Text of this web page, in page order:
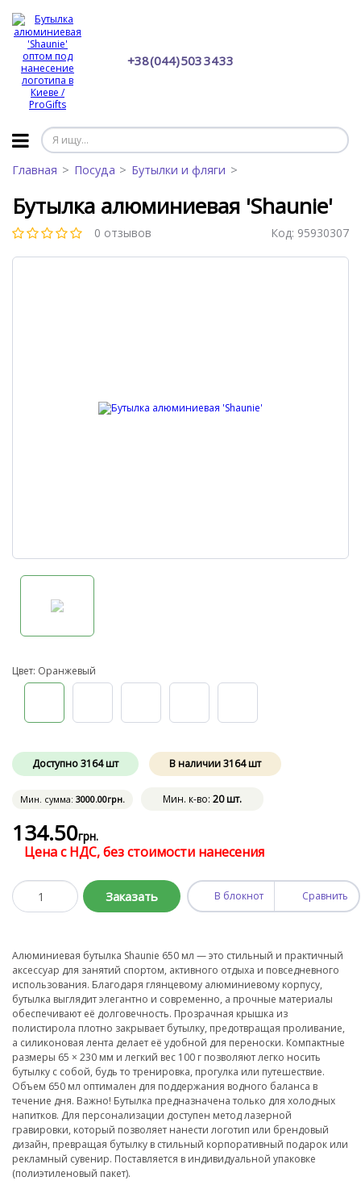
+38 (044) 503 34 33
Главная Посуда Бутылки и фляги
Бутылка алюминиевая 'Shaunie'
0 отзывов Код: 95930307
Цвет: Оранжевый
Доступно3164 шт В наличии3164шт
Мин. сумма: 3000.00грн. Мин. к-во: 20 шт.
134.50грн.
Цена с НДС, без стоимости нанесения
Заказать В блокнот Сравнить
Алюминиевая бутылка Shaunie 650 мл — это стильный и практичный
аксессуар для занятий спортом, активного отдыха и повседневного
использования. Благодаря глянцевому алюминиевому корпусу,
бутылка выглядит элегантно и современно, а прочные материалы
обеспечивают её долговечность. Прозрачная крышка из
полистирола плотно закрывает бутылку, предотвращая проливание,
а силиконовая лента делает её удобной для переноски. Компактные
размеры 65 × 230 мм и легкий вес 100 г позволяют легко носить
бутылку с собой, будь то тренировка, прогулка или путешествие.
Объем 650 мл оптимален для поддержания водного баланса в
течение дня. Важно! Бутылка предназначена только для холодных
напитков. Для персонализации доступен метод лазерной
гравировки, который позволяет нанести логотип или брендовый
дизайн, превращая бутылку в стильный корпоративный подарок или
рекламный сувенир. Поставляется в индивидуальной упаковке
(полиэтиленовый пакет).